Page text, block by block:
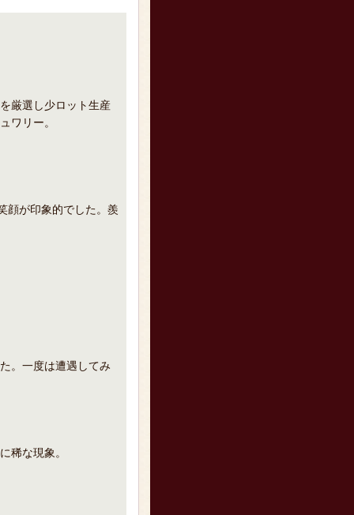
厳選し少ロット生産
ワリー。
顔が印象的でした。羨
。一度は遭遇してみ
稀な現象。